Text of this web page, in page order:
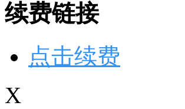
续费链接
点击续费
X